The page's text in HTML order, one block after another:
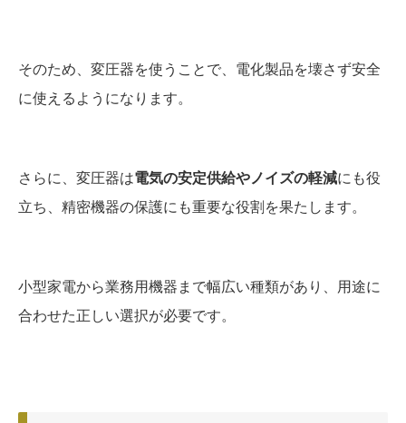
そのため、変圧器を使うことで、電化製品を壊さず安全
に使えるようになります。
さらに、変圧器は電気の安定供給やノイズの軽減にも役
立ち、精密機器の保護にも重要な役割を果たします。
小型家電から業務用機器まで幅広い種類があり、用途に
合わせた正しい選択が必要です。